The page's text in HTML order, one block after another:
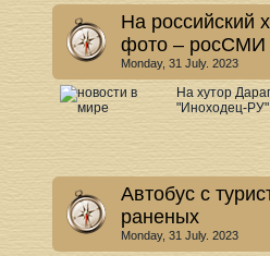
На российский
фото – росСМИ
Monday, 31 July. 2023
На хутор
"Иноходец-РУ"
Автобус с
раненых
Monday, 31 July. 2023